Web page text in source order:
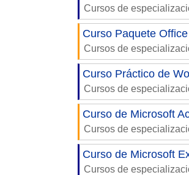
Cursos de
Curso Paquete
Cursos de
Curso Práctico de
Cursos de
Curso de Microsoft
Cursos de
Curso de Microsoft
Cursos de